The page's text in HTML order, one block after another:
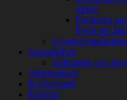
mehr!
Fischotter
Fisch pro
Jugendarbeit
Aufnahme von
Arbeitsdienst
Kochrezepte
Kontakt